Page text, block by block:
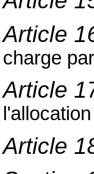
Article
charge
Article
Article